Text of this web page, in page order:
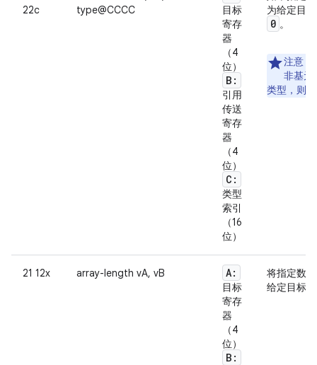
22c
type@CCCC
目标
寄存
器
（4
位）
B:
引用
传送
寄存
器
（4
位）
C:
类型
索引
（16
位）
为给定目
0 。
注意
非基元
类型，则
21 12x array-length vA, vB A:
目标
寄存
器
（4
位）
B:
将指定数
给定目标